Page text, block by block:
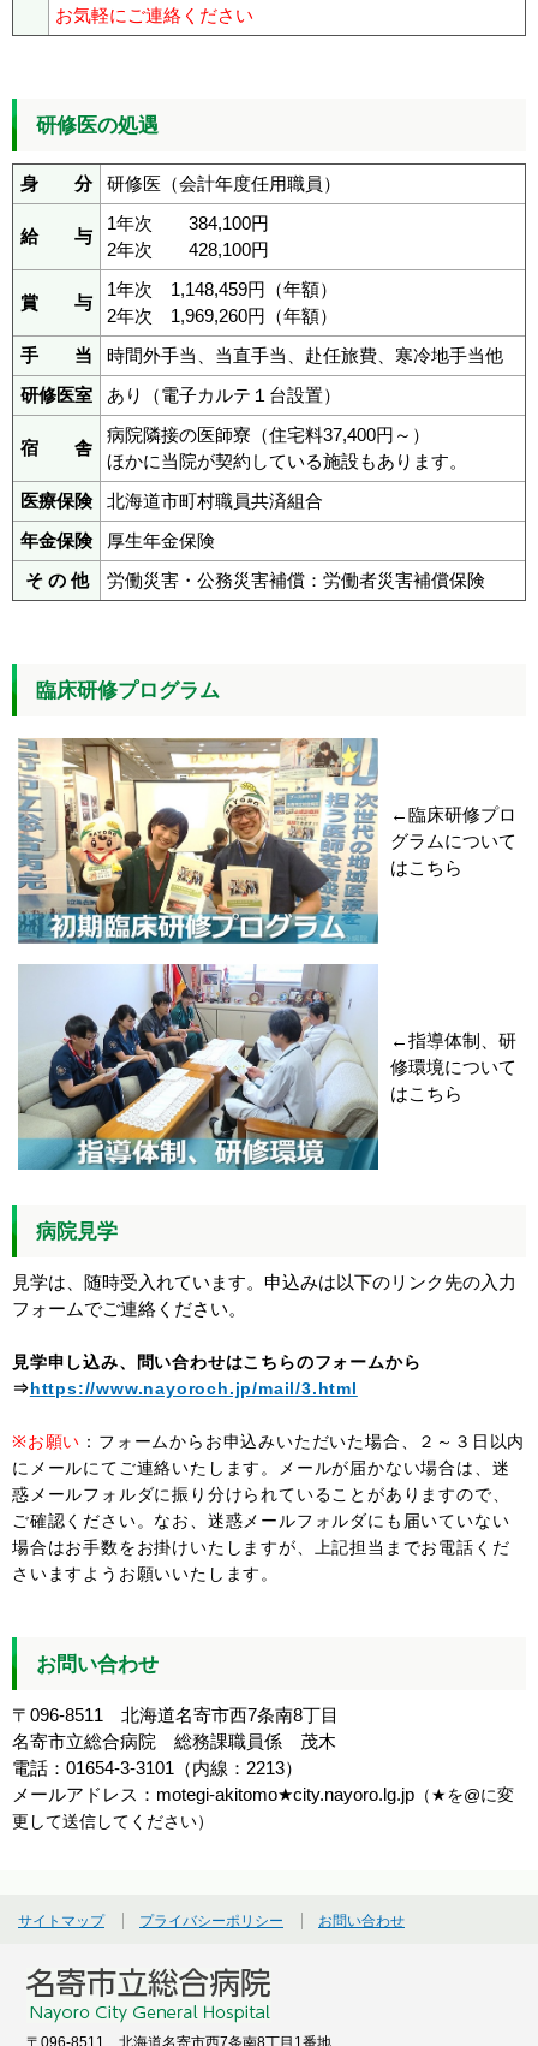
お気軽にご連絡ください
研修医の処遇
身 分 研修医（会計年度任用職員）
給 与
1年次 384,100円
2年次 428,100円
賞 与
1年次 1,148,459円（年額）
2年次 1,969,260円（年額）
手 当
時間外手当、当直手当、赴任旅費、寒冷地手当他
研修医室
あり（電子カルテ１台設置）
宿 舎
病院隣接の医師寮（住宅料37,400円～）
ほかに当院が契約している施設もあります。
医療保険
北海道市町村職員共済組合
年金保険
厚生年金保険
そ の 他
労働災害・公務災害補償：労働者災害補償保険
臨床研修プログラム
←臨床研修プロ
グラムについて
はこちら
←指導体制、研
修環境について
はこちら
病院見学
見学は、随時受入れています。申込みは以下のリンク先の入力
フォームでご連絡ください。
見学申し込み、問い合わせはこちらのフォームから
⇒https://www.nayoroch.jp/mail/3.html
※お願い ：フォームからお申込みいただいた場合、２～３日以内
にメールにてご連絡いたします。メールが届かない場合は、迷
惑メールフォルダに振り分けられていることがありますので、
ご確認ください。なお、迷惑メールフォルダにも届いていない
場合はお手数をお掛けいたしますが、上記担当までお電話くだ
さいますようお願いいたします。
お問い合わせ
〒096-8511 北海道名寄市西7条南8丁目
名寄市立総合病院 総務課職員係 茂木
電話：01654-3-3101（内線：2213）
メールアドレス：motegi-akitomo★city.nayoro.lg.jp （ ★を@に変
更して送信してください）
サイトマップ プライバシーポリシー お問い合わせ
〒096-8511 北海道名寄市西7条南8丁目1番地